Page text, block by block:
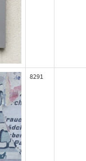
8291